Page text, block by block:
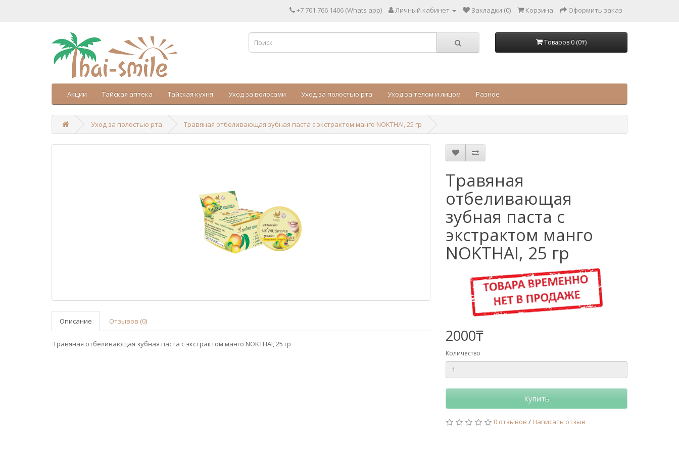
+7 701 766 1406 (Whats app) Личный кабинет Закладки (0) Корзина Оформить заказ
Товаров 0 (0₸)
Акции Тайская аптека Тайская кухня Уход за волосами Уход за полостью рта Уход за телом и лицом Разное
Уход за полостью рта Травяная отбеливающая зубная паста с экстрактом манго NOKTHAI, 25 гр
Описание Отзывов (0)
Травяная отбеливающая зубная паста с экстрактом манго NOKTHAI, 25 гр
Травяная
отбеливающая
зубная паста с
экстрактом манго
NOKTHAI, 25 гр
2000₸
Количество
Купить
0 отзывов / Написать отзыв